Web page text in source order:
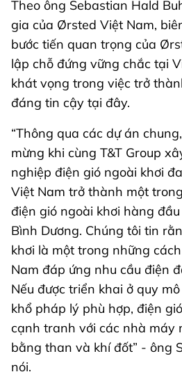
Theo ông Sebastian Hald
gia của Ørsted Việt Nam,
bước tiến quan trọng của
lập chỗ đứng vững chắc tại
khát vọng trong việc trở
đáng tin cậy tại đây.
“Thông qua các dự án
mừng khi cùng T&T Group
nghiệp điện gió ngoài khơi
Việt Nam trở thành một
điện gió ngoài khơi hàng
Bình Dương. Chúng tôi tin
khơi là một trong những
Nam đáp ứng nhu cầu điện
Nếu được triển khai ở quy
khổ pháp lý phù hợp, điện
cạnh tranh với các nhà máy
bằng than và khí đốt” - ông
nói.